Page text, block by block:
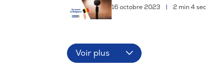
16 octobre 2023 | 2 min 4 sec
Voir plus